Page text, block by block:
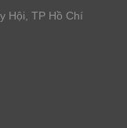
Hội, TP Hồ Chí